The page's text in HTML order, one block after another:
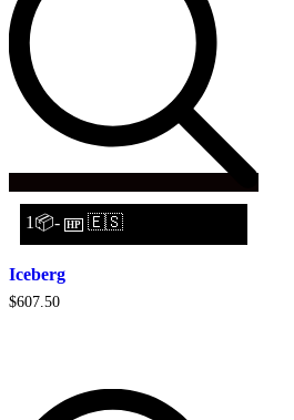
1📦- HP 🇪🇸
Iceberg
$607.50